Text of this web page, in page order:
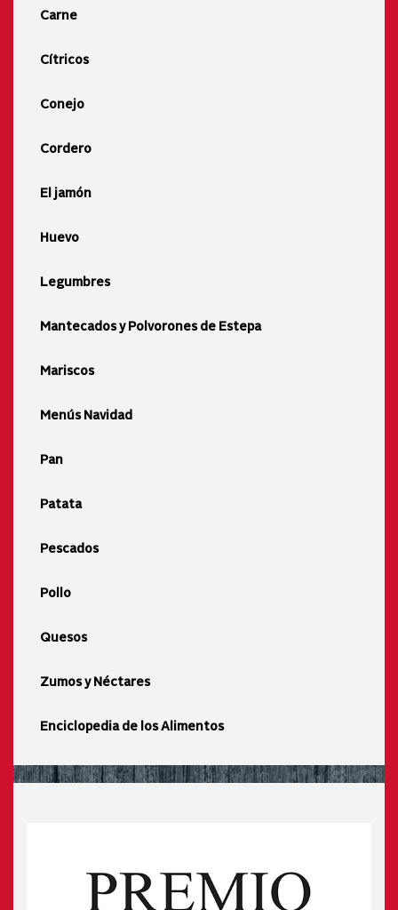
Carne
Cítricos
Conejo
Cordero
El jamón
Huevo
Legumbres
Mantecados y Polvorones de Estepa
Mariscos
Menús Navidad
Pan
Patata
Pescados
Pollo
Quesos
Zumos y Néctares
Enciclopedia de los Alimentos